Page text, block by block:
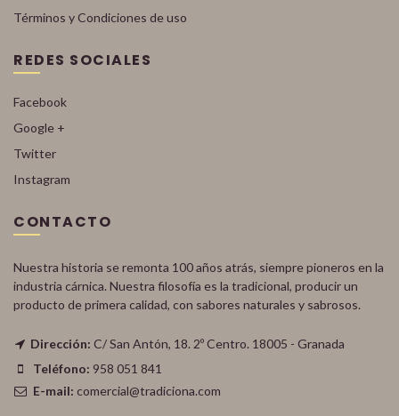
Términos y Condiciones de uso
REDES SOCIALES
Facebook
Google +
Twitter
Instagram
CONTACTO
Nuestra historia se remonta 100 años atrás, siempre pioneros en la
industria cárnica. Nuestra filosofía es la tradicional, producir un
producto de primera calidad, con sabores naturales y sabrosos.
Dirección: C/ San Antón, 18. 2º Centro. 18005 - Granada
Teléfono: 958 051 841
E-mail: comercial@tradiciona.com